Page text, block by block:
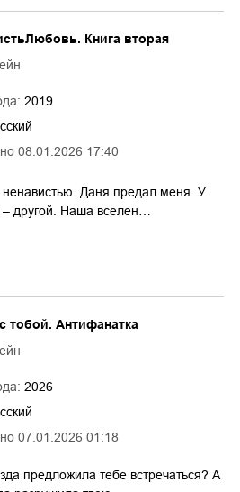
08.01.2026 17:40
Книга вторая
2019
Даня предал меня. У
– другой. Наша вселен…
07.01.2026 01:18
тобой. Антифанатка
2026
предложила тебе встречаться? А